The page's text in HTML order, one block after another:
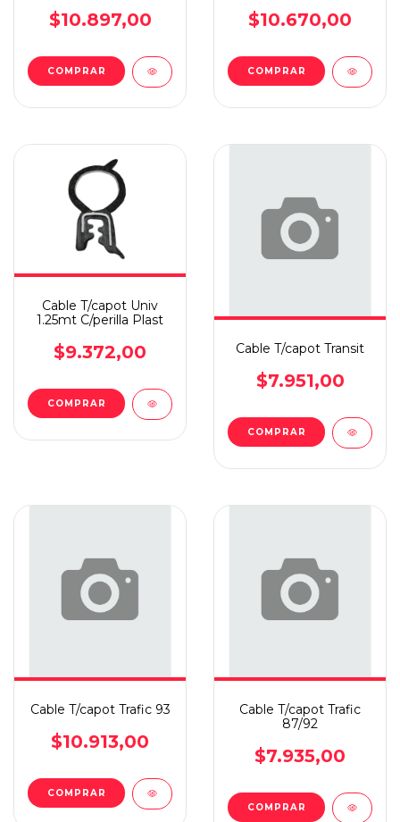
$10.897,00
COMPRAR
$10.670,00
COMPRAR
Cable T/capot Univ
1.25mt C/perilla Plast
$9.372,00
COMPRAR
Cable T/capot Transit
$7.951,00
COMPRAR
Cable T/capot Trafic 93
$10.913,00
COMPRAR
Cable T/capot Trafic
87/92
$7.935,00
COMPRAR